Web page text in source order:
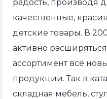
радость, производя
качественные,
детские товары. В
активно
ассортимент всё
продукции. Так в
складная мебель,